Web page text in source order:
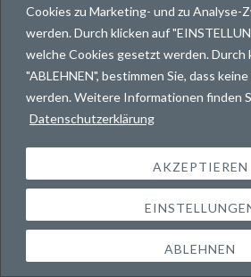
Cookies zu Marketing- und zu Analyse-
werden. Durch klicken auf
welche Cookies gesetzt werden. Durch
"ABLEHNEN", bestimmen Sie, dass
werden. Weitere Informationen finden
Datenschutzerklärung
ABLEHNEN
AKZEPTIEREN
Ihre Leslie
News.
Journey.
Impressum & Datenschutz
Leslie Brenner· Copyright
Elementor· Designed & developed